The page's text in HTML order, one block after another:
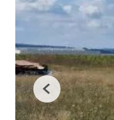
Previous